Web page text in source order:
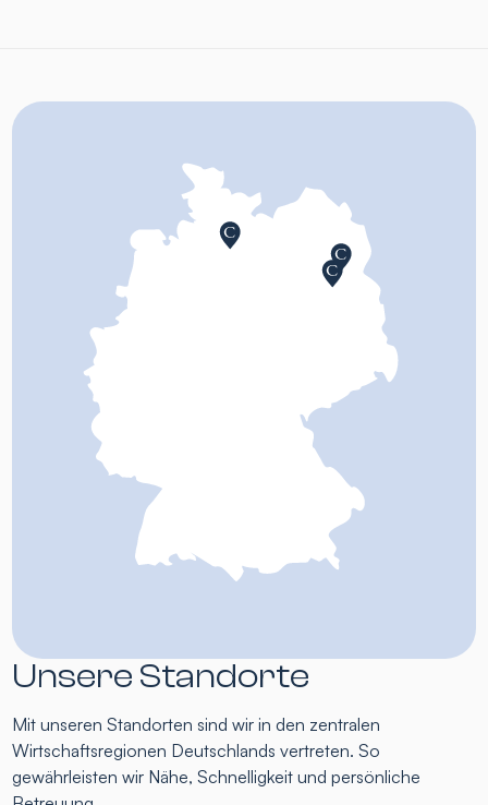
Unsere Standorte
Mit unseren Standorten sind wir in den zentralen
Wirtschaftsregionen Deutschlands vertreten. So
gewährleisten wir Nähe, Schnelligkeit und persönliche